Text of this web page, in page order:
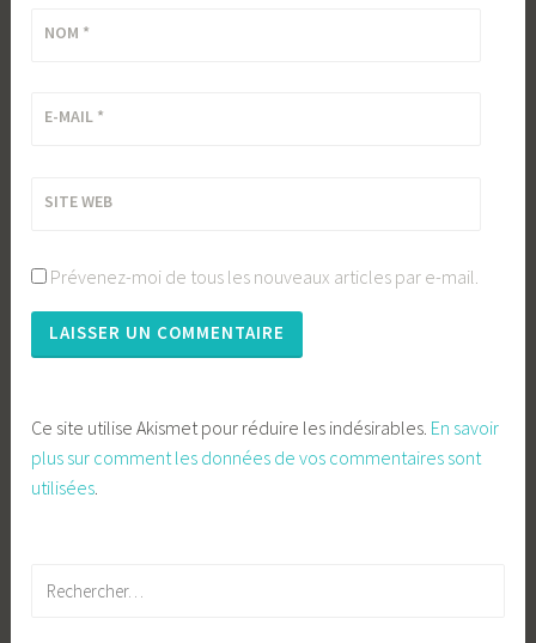
NOM *
E-MAIL *
SITE WEB
Prévenez-moi de tous les nouveaux articles par e-mail.
Ce site utilise Akismet pour réduire les indésirables. En savoir
plus sur comment les données de vos commentaires sont
utilisées